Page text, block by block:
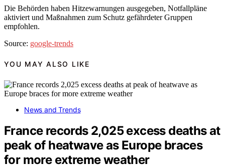
Die Behörden haben Hitzewarnungen ausgegeben, Notfallpläne
aktiviert und Maßnahmen zum Schutz gefährdeter Gruppen
empfohlen.
Source: google-trends
YOU MAY ALSO LIKE
News and Trends
France records 2,025 excess deaths at
peak of heatwave as Europe braces
for more extreme weather